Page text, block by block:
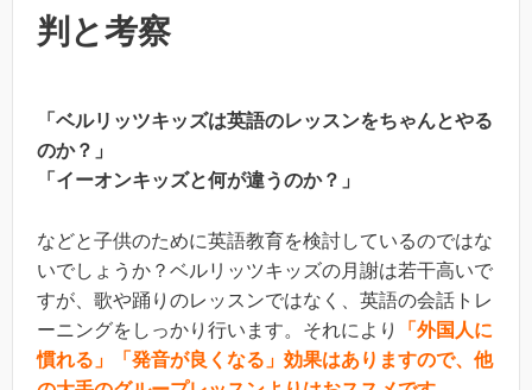
判と考察
「ベルリッツキッズは英語のレッスンをちゃんとやる
のか？」
「イーオンキッズと何が違うのか？」
などと子供のために英語教育を検討しているのではな
いでしょうか？ベルリッツキッズの月謝は若干高いで
すが、歌や踊りのレッスンではなく、英語の会話トレ
ーニングをしっかり行います。それにより
「外国人に
慣れる」「発音が良くなる」効果はありますので、他